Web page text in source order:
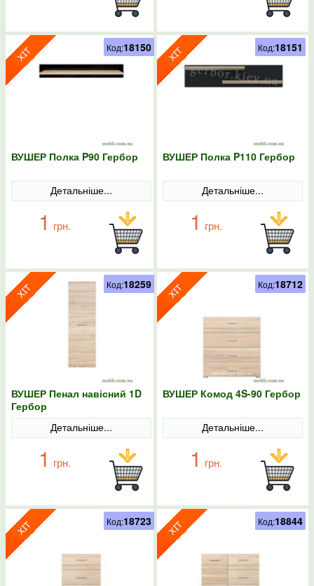
ВУШЕР Полка P90 Гербор
Детальніше...
1 грн.
Код:18150
ВУШЕР Полка P110 Гербор
Детальніше...
1 грн.
Код:18151
ВУШЕР Пенал навісний 1D
Гербор
Детальніше...
1 грн.
Код:18259
ВУШЕР Комод 4S-90 Гербор
Детальніше...
1 грн.
Код:18712
Код:18723 Код:18844